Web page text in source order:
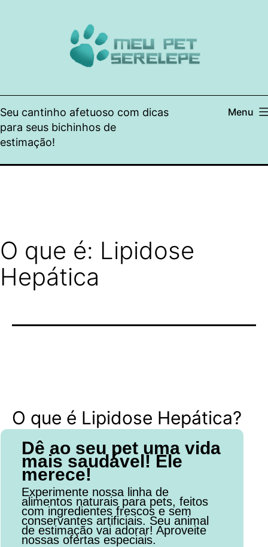
Seu cantinho afetuoso com dicas
para seus bichinhos de
estimação!
Menu
O que é: Lipidose
Hepática
O que é Lipidose Hepática?
Dê ao seu pet uma vida
mais saudável! Ele
merece!
Experimente nossa linha de
alimentos naturais para pets, feitos
com ingredientes frescos e sem
conservantes artificiais. Seu animal
de estimação vai adorar! Aproveite
nossas ofertas especiais.